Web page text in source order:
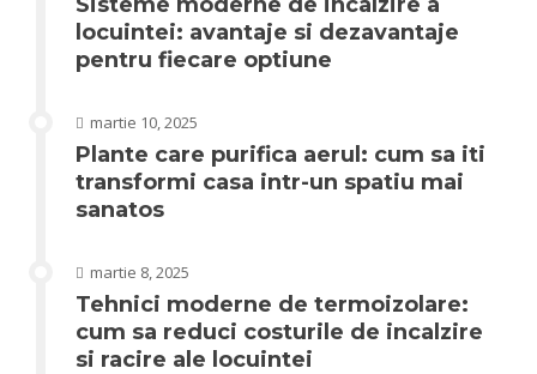
locuintei: avantaje si dezavantaje
pentru fiecare optiune
martie 10, 2025
Plante care purifica aerul: cum sa iti
transformi casa intr-un spatiu mai
sanatos
martie 8, 2025
Tehnici moderne de termoizolare:
cum sa reduci costurile de incalzire
si racire ale locuintei